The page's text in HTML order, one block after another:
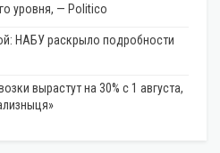
уровня, — Politico
НАБУ раскрыло подробности
вырастут на 30% с 1 августа,